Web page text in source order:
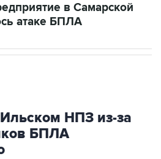
в Самарской
атаке БПЛА
НПЗ из-за
БПЛА